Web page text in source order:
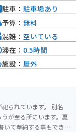
い景色を楽しむことが
しい景観を楽しむこと
あります。駐車場も完備
で、近くには少しお高
を楽しめます。
られています。 別名
が至る所にいます。夏
いて奉納する事もできま
駐車： 駐車場あり
予算： 無料
混雑： 空いている
滞在： 0.5時間
施設： 屋外